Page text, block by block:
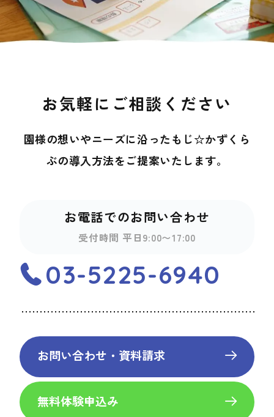
お気軽にご相談ください
園様の想いやニーズに沿ったもじ☆かずくら
ぶの導入方法をご提案いたします。
お電話でのお問い合わせ
受付時間 平日9:00〜17:00
03-5225-6940
お問い合わせ・資料請求
無料体験申込み